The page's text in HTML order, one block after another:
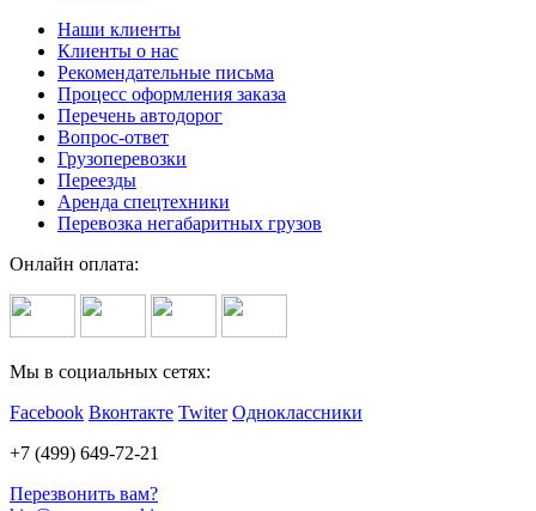
Наши клиенты
Клиенты о нас
Рекомендательные письма
Процесс оформления заказа
Перечень автодорог
Вопрос-ответ
Грузоперевозки
Переезды
Аренда спецтехники
Перевозка негабаритных грузов
Онлайн оплата:
Мы в социальных сетях:
Facebook Вконтакте Twiter Одноклассники
+7 (499) 649-72-21
Перезвонить вам?